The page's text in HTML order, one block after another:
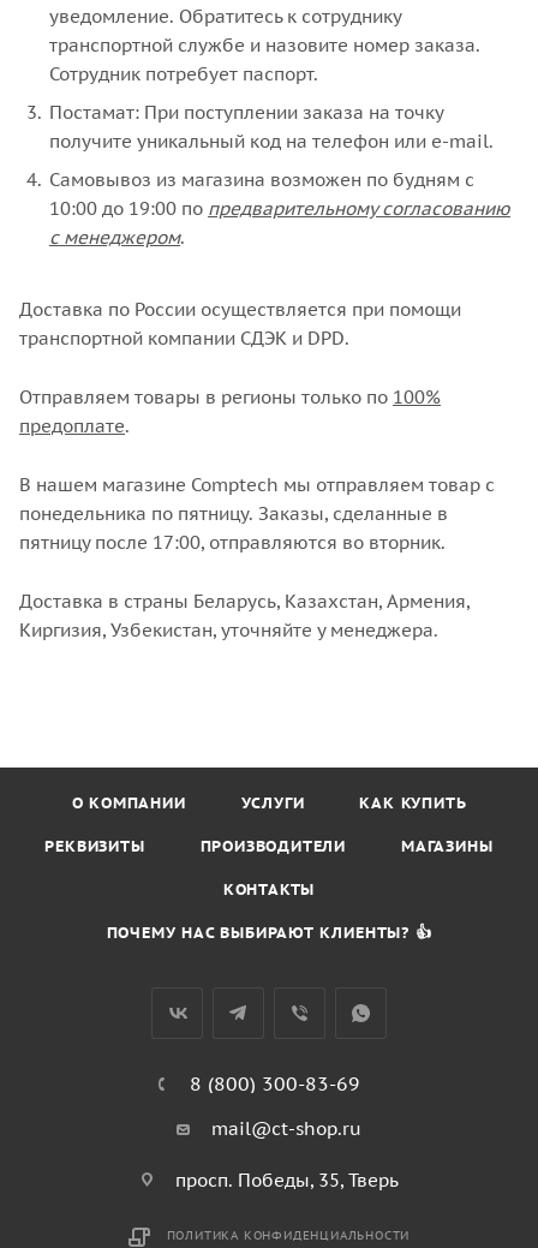
уведомление. Обратитесь к сотруднику
транспортной службе и назовите номер заказа.
Сотрудник потребует паспорт.
Постамат: При поступлении заказа на точку
получите уникальный код на телефон или e-mail.
Самовывоз из магазина возможен по будням с
10:00 до 19:00 по предварительному согласованию
с менеджером.
Доставка по России осуществляется при помощи
транспортной компании СДЭК и DPD.
Отправляем товары в регионы только по 100%
предоплате.
В нашем магазине Comptech мы отправляем товар с
понедельника по пятницу. Заказы, сделанные в
пятницу после 17:00, отправляются во вторник.
Доставка в страны Беларусь, Казахстан, Армения,
Киргизия, Узбекистан, уточняйте у менеджера.
О КОМПАНИИ УСЛУГИ КАК КУПИТЬ
РЕКВИЗИТЫ ПРОИЗВОДИТЕЛИ МАГАЗИНЫ
КОНТАКТЫ
ПОЧЕМУ НАС ВЫБИРАЮТ КЛИЕНТЫ? 👍
8 (800) 300-83-69
mail@ct-shop.ru
просп. Победы, 35, Тверь
ПОЛИТИКА КОНФИДЕНЦИАЛЬНОСТИ